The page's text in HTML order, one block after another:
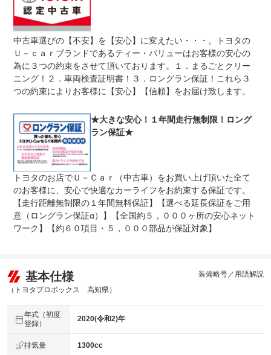
保証修理
受付先
-
法定整備
整備付 法定12ヶ月または法定24ヶ月点検整備付
※車検なし・車検整備付の場合は法定24ヶ月点検整備付
※商用車は6ヶ月または12ヶ月点検整備付
法定整備
について
当社基準に基づいて点検整備を実施、納車致します。交換
部品や作業工賃は本体価格に含みます。
中古車選びの【不安】を【安心】に変えたい・・・。トヨタの
Ｕ－ｃａｒブランドであるティー・バリューはお客様の安心の
為に３つの約束をさせて頂いております。１．まるごとクリー
ニング！２．車両検査証明書！３．ロングラン保証！これら３
つの約束によりお客様に【安心】【信頼】をお届け致します。
★大きな安心！１年間走行無制限！ロング
ラン保証★
トヨタのお店でＵ－Ｃａｒ（中古車）をお買い上げ頂いた全て
のお客様に、安心で快適なカーライフをお約束する保証です。
【走行距離無制限の１年間無料保証】【選べる延長保証をご用
意（ロングラン保証α）】【全国約５，０００ヶ所の安心ネット
ワーク】【約６０項目・５，０００部品が保証対象】
基本仕様
（トヨタプロボックス 高知県）
装備略号／用語解説
年式（初度
登録）
2020(令和2)年
排気量 1300cc